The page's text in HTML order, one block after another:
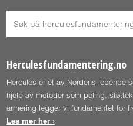
Herculesfundamentering.no
Hercules er et av Nordens ledende
hjelp av metoder som peling,
armering legger vi fundamentet for
Les mer her ›